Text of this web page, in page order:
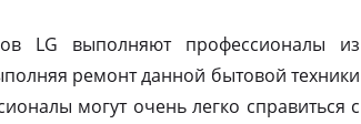
LG выполняют профессионалы из
ремонт данной бытовой техники
могут очень легко справиться с